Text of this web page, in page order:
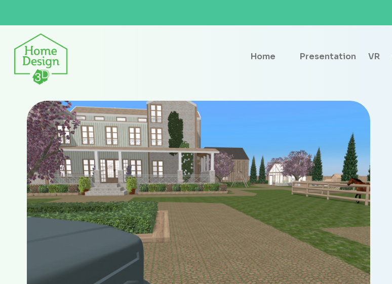
Home Presentation VR